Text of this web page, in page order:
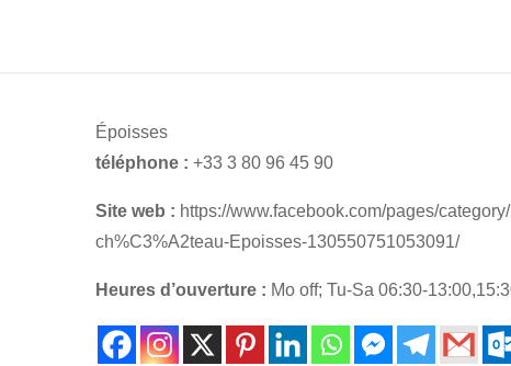
Époisses
téléphone : +33 3 80 96 45 90
Site web : https://www.facebook.com/pages/
ch%C3%A2teau-Epoisses-130550751053091/
Heures d’ouverture : Mo off; Tu-Sa 06:30-